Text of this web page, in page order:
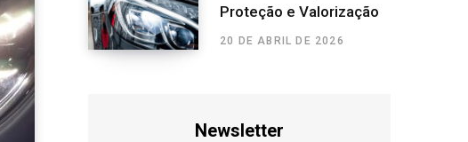
Proteção e Valorização
20 DE ABRIL DE 2026
Newsletter